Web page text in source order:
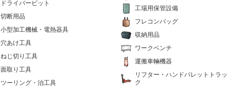
工場用保管設備
フレコンバッグ
収納用品
ワークベンチ
運搬車輛機器
リフター・ハンドパレットトラッ
ク
ドライバービット
切断用品
小型加工機械・電熱器具
穴あけ工具
ねじ切り工具
面取り工具
ツーリング・治工具